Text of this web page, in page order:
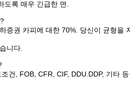
도록 매우 긴급한 면.
증권 카피에 대한 70%. 당신이 균형을
니다.
건, FOB, CFR, CIF, DDU.DDP, 기타